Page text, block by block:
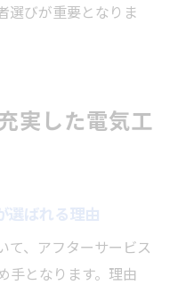
選びが重要となりま
実した電気工
選ばれる理由
て、アフターサービス
手となります。理由